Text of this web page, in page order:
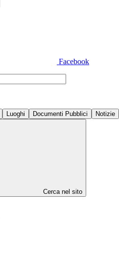
Facebook
Luoghi Documenti Pubblici Notizie
Cerca nel sito